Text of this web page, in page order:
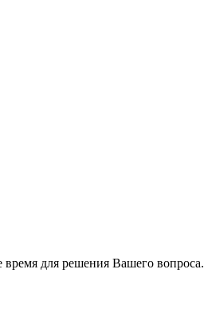
для решения Вашего вопроса.